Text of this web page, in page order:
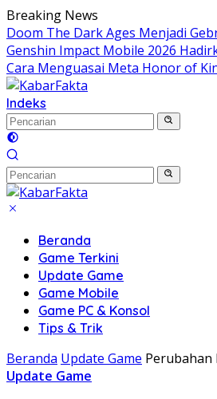
Langsung
ke
konten
Breaking News
Doom The Dark Ages Menjadi
Genshin Impact Mobile 2026
Cara Menguasai Meta Honor of
Indeks
Beranda
Game Terkini
Update Game
Game Mobile
Game PC & Konsol
Tips & Trik
Beranda Update Game Perubahan
Update Game